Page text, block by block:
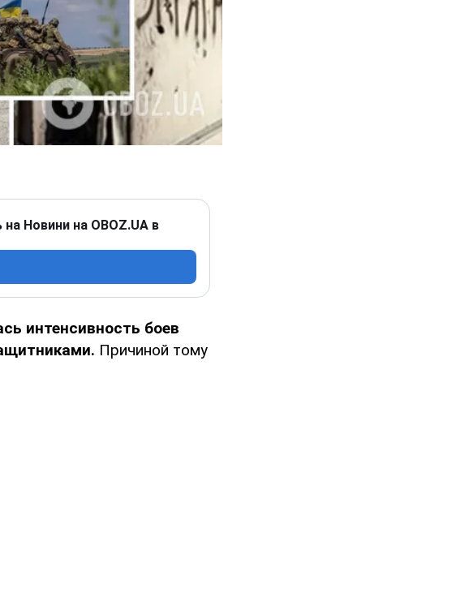
Новини на OBOZ.UA в
интенсивность боев
Причиной тому